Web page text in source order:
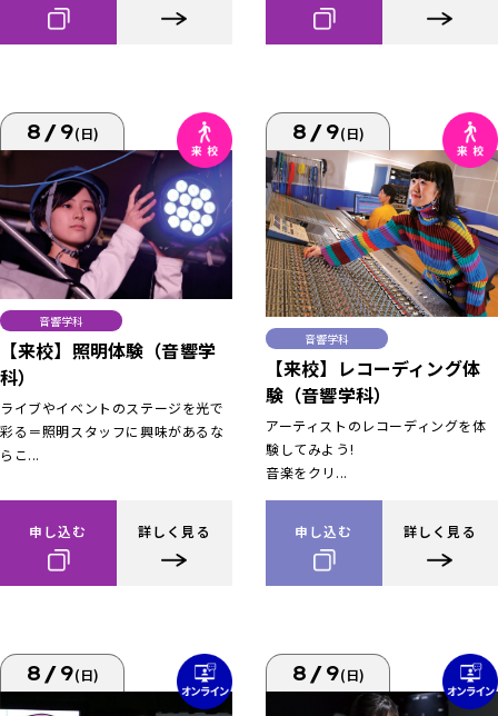
8/9(日)
音響学科
【来校】照明体験（音響学
科）
ライブやイベントのステージを光で
彩る＝照明スタッフに興味があるな
らこ...
申し込む 詳しく見る
8/9(日)
音響学科
【来校】レコーディング体
験（音響学科）
アーティストのレコーディングを体
験してみよう!
音楽をクリ...
申し込む 詳しく見る
8/9(日) 8/9(日)